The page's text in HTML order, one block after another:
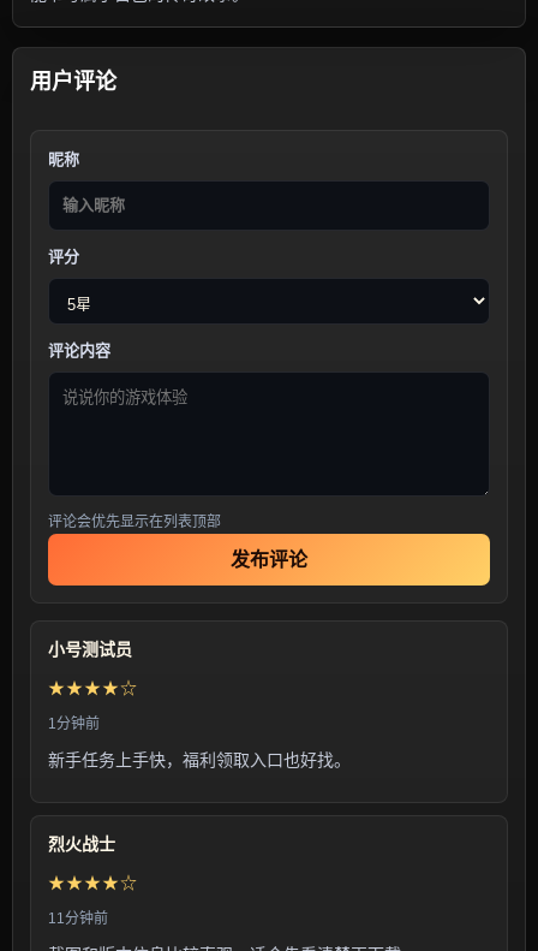
用户评论
昵称
评分
评论内容
评论会优先显示在列表顶部
发布评论
小号测试员
★★★★☆
1分钟前
新手任务上手快，福利领取入口也好找。
烈火战士
★★★★☆
11分钟前